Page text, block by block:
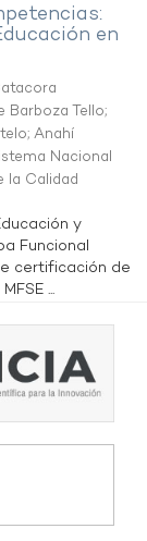
en
Barboza Tello;
; Anahí
Nacional
la Calidad
y
Funcional
certificación de
...